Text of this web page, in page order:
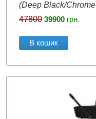
(Deep Black/
47800 39900 грн.
В кошик